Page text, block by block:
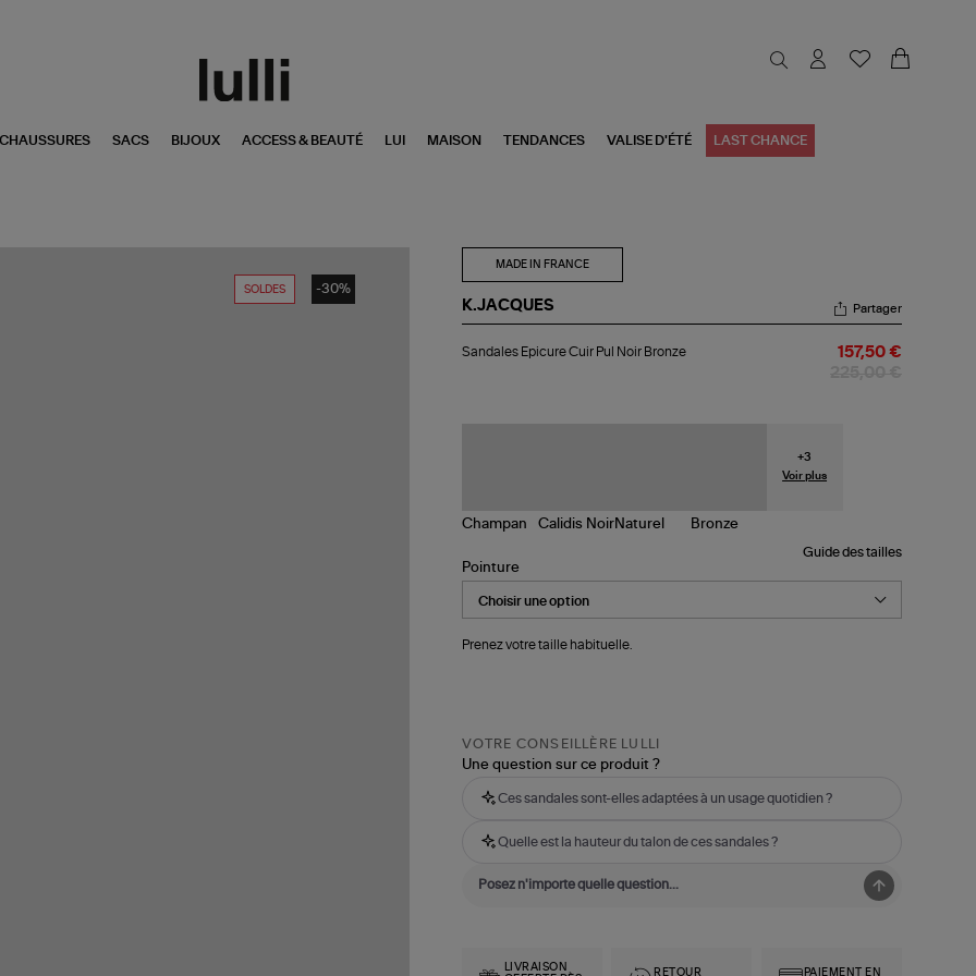
CHAUSSURES SACS BIJOUX ACCESS & BEAUTÉ LUI MAISON TENDANCES VALISE D'ÉTÉ LAST CHANCE
SOLDES -30%
MADE IN FRANCE
K.JACQUES
Epicure
Partager
Sandales Epicure Cuir Pul Noir Bronze 157,50 €
+3
Voir plus
Guide des tailles
Pointure
Prenez votre taille habituelle.
VOTRE CONSEILLÈRE LULLI
Une question sur ce produit ?
Ces sandales sont-elles adaptées à un usage quotidien ?
Quelle est la hauteur du talon de ces sandales ?
LIVRAISON
RETOUR
PAIEMENT EN